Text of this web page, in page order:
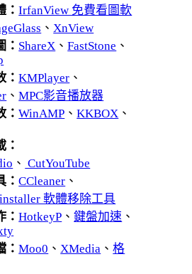
：IrfanView 免費看圖軟
、 XnView
： ShareX 、FastStone 、
：KMPlayer 、
、MPC影音播放器
：WinAMP 、KKBOX 、
：
、 CutYouTube
：CCleaner 、
軟體移除工具
：HotkeyP 、鍵盤加速 、
：Moo0 、 XMedia 、格